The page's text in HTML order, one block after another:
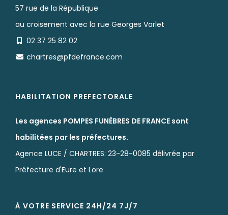
57 rue de la République
au croisement avec la rue Georges Varlet
02 37 25 82 02
chartres@pfdefrance.com
HABILITATION PREFECTORALE
Les agences POMPES FUNÈBRES DE FRANCE sont
habilitées par les préfectures.
Agence LUCE / CHARTRES: 23-28-0085 délivrée par
Préfecture d'Eure et Lore
À VOTRE SERVICE 24H/24 7J/7